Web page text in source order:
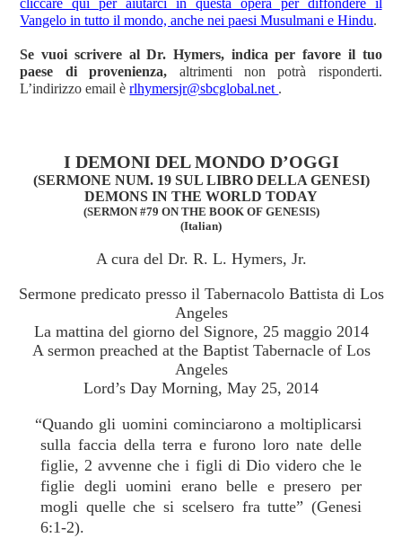
cliccare qui per aiutarci in questa opera per diffondere il
Vangelo in tutto il mondo, anche nei paesi Musulmani e Hindu.
Se vuoi scrivere al Dr. Hymers, indica per favore il tuo
paese di provenienza, altrimenti non potrà risponderti.
L’indirizzo email èrlhymersjr@sbcglobal.net .
I DEMONI DEL MONDO D’OGGI
(SERMONE NUM. 19 SUL LIBRO DELLA GENESI)
DEMONS IN THE WORLD TODAY
(SERMON #79 ON THE BOOK OF GENESIS)
(Italian)
A cura del Dr. R. L. Hymers, Jr.
Sermone predicato presso il Tabernacolo Battista di Los
Angeles
La mattina del giorno del Signore, 25 maggio 2014
A sermon preached at the Baptist Tabernacle of Los
Angeles
Lord’s Day Morning, May 25, 2014
“Quando gli uomini cominciarono a moltiplicarsi
sulla faccia della terra e furono loro nate delle
figlie, 2 avvenne che i figli di Dio videro che le
figlie degli uomini erano belle e presero per
mogli quelle che si scelsero fra tutte” (Genesi
6:1-2).